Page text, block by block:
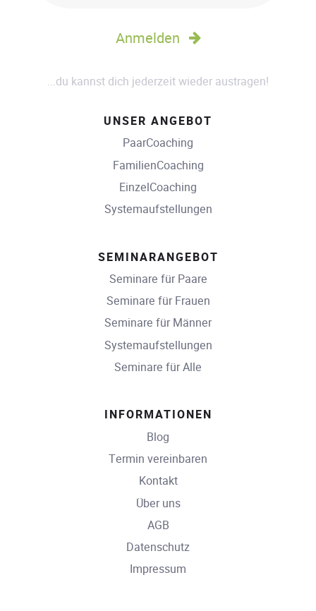
Anmelden
...du kannst dich jederzeit wieder austragen!
UNSER ANGEBOT
PaarCoaching
FamilienCoaching
EinzelCoaching
Systemaufstellungen
SEMINARANGEBOT
Seminare für Paare
Seminare für Frauen
Seminare für Männer
Systemaufstellungen
Seminare für Alle
INFORMATIONEN
Blog
Termin vereinbaren
Kontakt
Über uns
AGB
Datenschutz
Impressum